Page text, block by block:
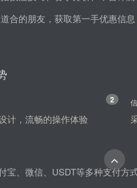
合的朋友，获取第一手优惠信
计，流畅的操作体验
2
宝、微信、USDT等多种支付方